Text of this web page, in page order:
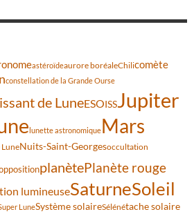
astéroïdeaurore boréaleChilicomète
constellation de la Grande Ourse
de LuneESOISSJupiter
lunette astronomiqueMars
Nuits-Saint-Georgesoccultation
planètePlanète rouge
lumineuseSaturneSoleil
LuneSystème solaireSélénétache solaire